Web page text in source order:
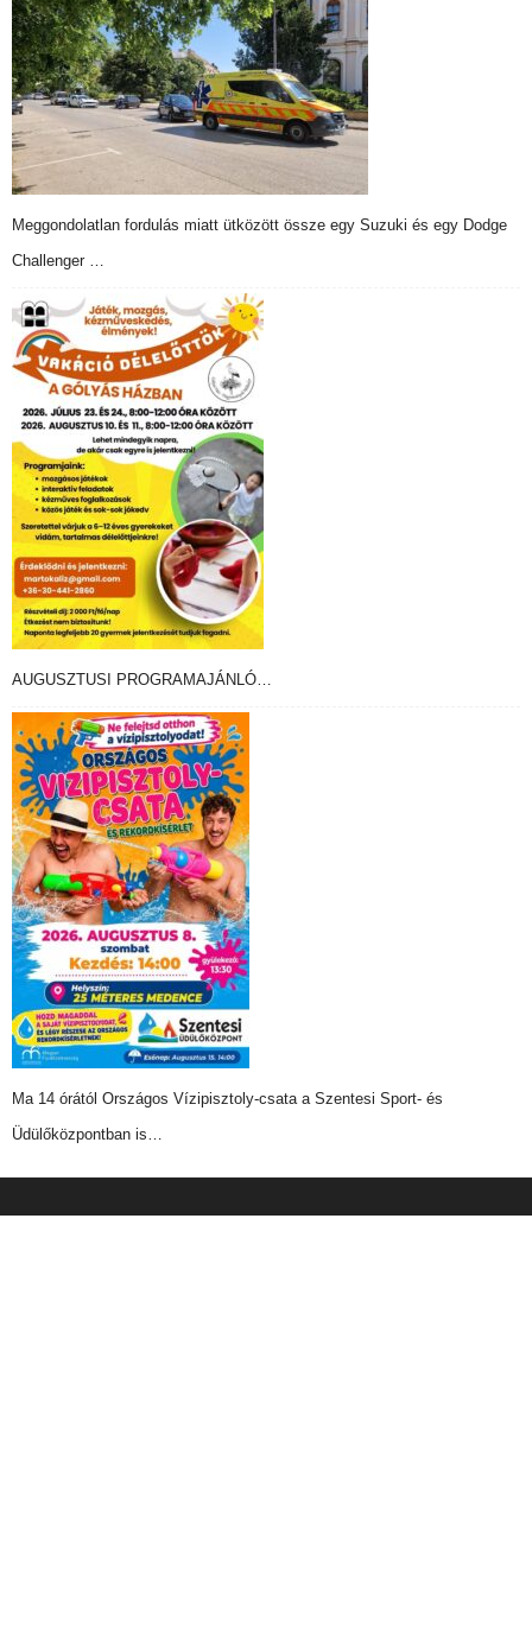
Meggondolatlan fordulás miatt ütközött össze egy Suzuki és egy Dodge
Challenger …
AUGUSZTUSI PROGRAMAJÁNLÓ…
Ma 14 órától Országos Vízipisztoly-csata a Szentesi Sport- és
Üdülőközpontban is…